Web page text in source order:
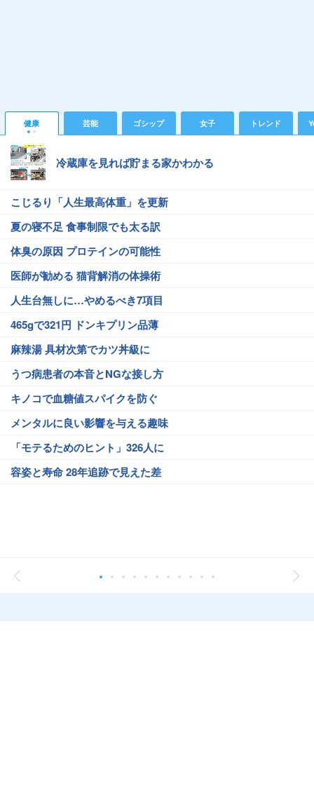
健康 芸能 ゴシップ 女子 トレンド
冷蔵庫を見れば貯まる家かわかる
こじるり「人生最高体重」を更新
夏の寝不足 食事制限でも太る訳
体臭の原因 プロテインの可能性
医師が勧める 猫背解消の体操術
人生台無しに…やめるべき7項目
465gで321円 ドンキプリン品薄
麻辣湯 具材次第でカツ丼級に
うつ病患者の本音とNGな接し方
キノコで血糖値スパイクを防ぐ
メンタルに良い影響を与える趣味
「モテるためのヒント」326人に
容姿と寿命 28年追跡で見えた差